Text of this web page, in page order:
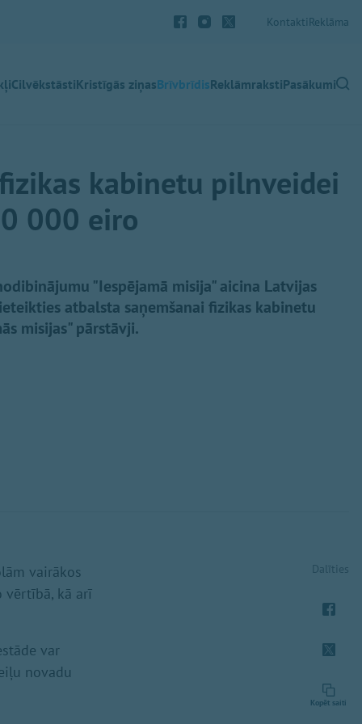
KontaktiReklāma
CilvēkstāstiKristīgās ziņasBrīvbrīdisReklāmrakstiPasākumi
kabinetu pilnveidei
000 eiro
"Iespējamā misija" aicina Latvijas
atbalsta saņemšanai fizikas kabinetu
misijas" pārstāvji.
vairākos
vērtībā, kā arī
var
novadu
Dalīties
Kopēt saiti